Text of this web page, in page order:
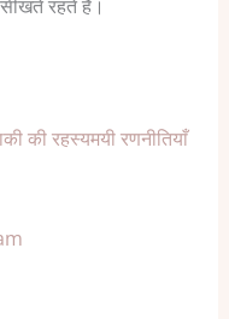
रहते हैं।
की रहस्यमयी रणनीतियाँ